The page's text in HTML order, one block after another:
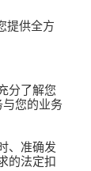
提供全方
分了解您
您的业务
、准确发
的法定扣